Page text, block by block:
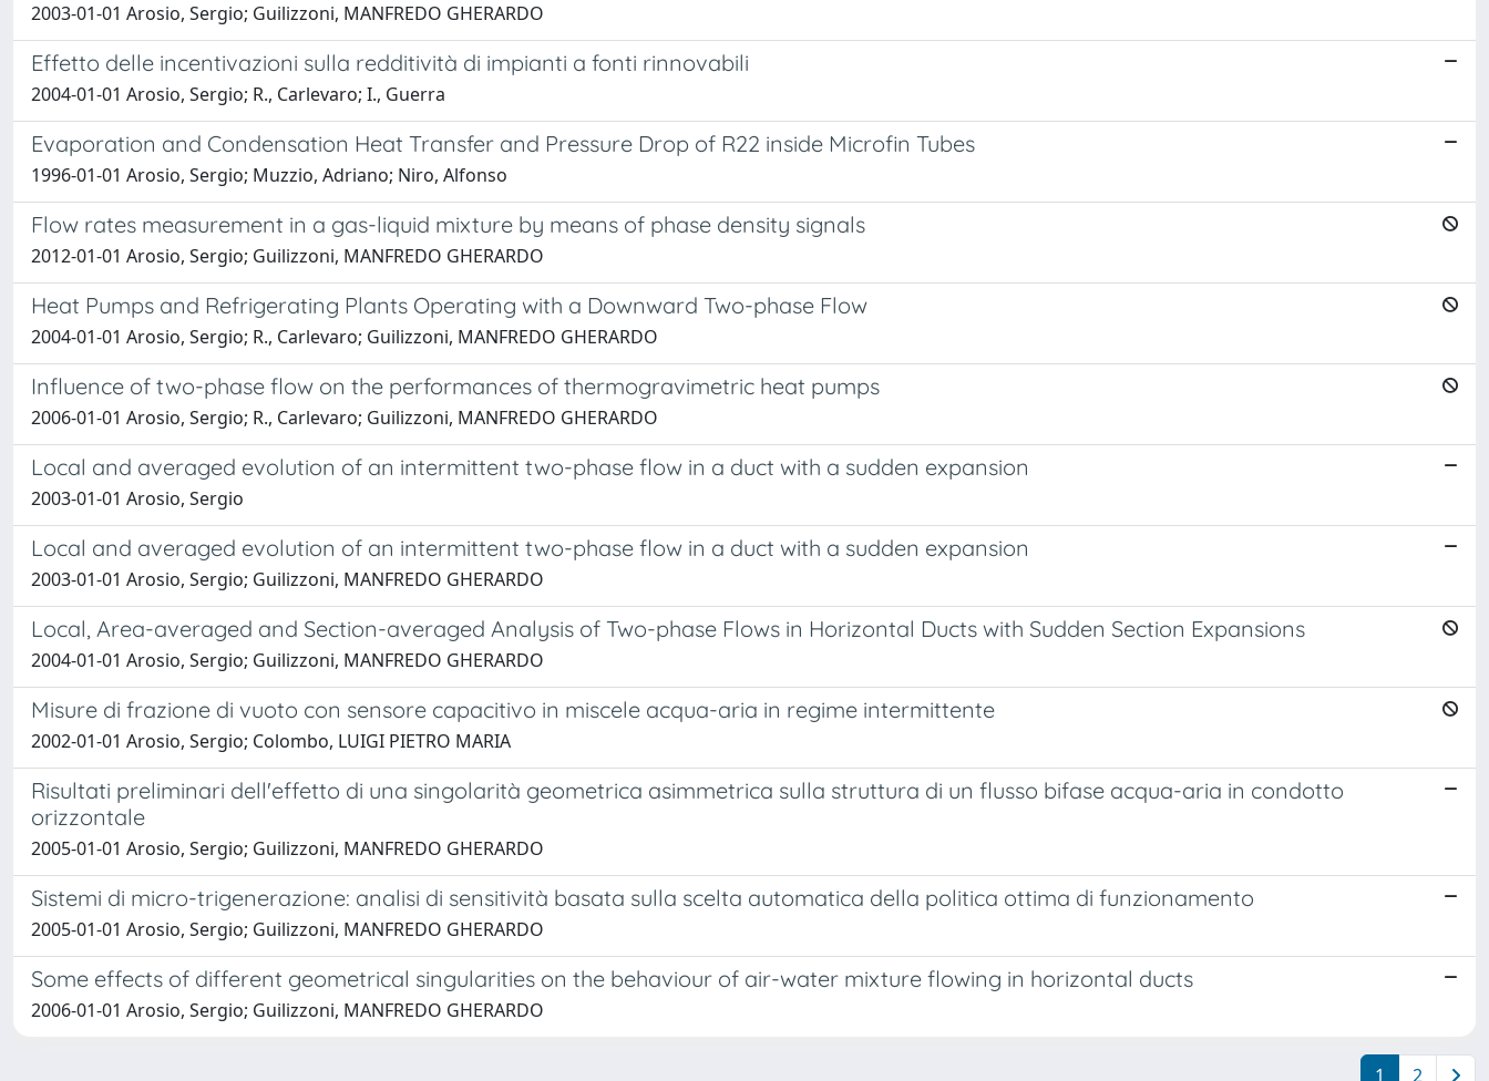
2003-01-01 Arosio, Sergio; Guilizzoni, MANFREDO GHERARDO
Effetto delle incentivazioni sulla redditività di impianti a fonti rinnovabili
2004-01-01 Arosio, Sergio; R., Carlevaro; I., Guerra
Evaporation and Condensation Heat Transfer and Pressure Drop of R22 inside Microfin Tubes
1996-01-01 Arosio, Sergio; Muzzio, Adriano; Niro, Alfonso
Flow rates measurement in a gas-liquid mixture by means of phase density signals
2012-01-01 Arosio, Sergio; Guilizzoni, MANFREDO GHERARDO
Heat Pumps and Refrigerating Plants Operating with a Downward Two-phase Flow
2004-01-01 Arosio, Sergio; R., Carlevaro; Guilizzoni, MANFREDO GHERARDO
Influence of two-phase flow on the performances of thermogravimetric heat pumps
2006-01-01 Arosio, Sergio; R., Carlevaro; Guilizzoni, MANFREDO GHERARDO
Local and averaged evolution of an intermittent two-phase flow in a duct with a sudden expansion
2003-01-01 Arosio, Sergio
Local and averaged evolution of an intermittent two-phase flow in a duct with a sudden expansion
2003-01-01 Arosio, Sergio; Guilizzoni, MANFREDO GHERARDO
Local, Area-averaged and Section-averaged Analysis of Two-phase Flows in Horizontal Ducts with Sudden Section Expansions
2004-01-01 Arosio, Sergio; Guilizzoni, MANFREDO GHERARDO
Misure di frazione di vuoto con sensore capacitivo in miscele acqua-aria in regime intermittente
2002-01-01 Arosio, Sergio; Colombo, LUIGI PIETRO MARIA
Risultati preliminari dell'effetto di una singolarità geometrica asimmetrica sulla struttura di un flusso bifase acqua-aria in condotto
orizzontale
2005-01-01 Arosio, Sergio; Guilizzoni, MANFREDO GHERARDO
Sistemi di micro-trigenerazione: analisi di sensitività basata sulla scelta automatica della politica ottima di funzionamento
2005-01-01 Arosio, Sergio; Guilizzoni, MANFREDO GHERARDO
Some effects of different geometrical singularities on the behaviour of air-water mixture flowing in horizontal ducts
2006-01-01 Arosio, Sergio; Guilizzoni, MANFREDO GHERARDO
1 2